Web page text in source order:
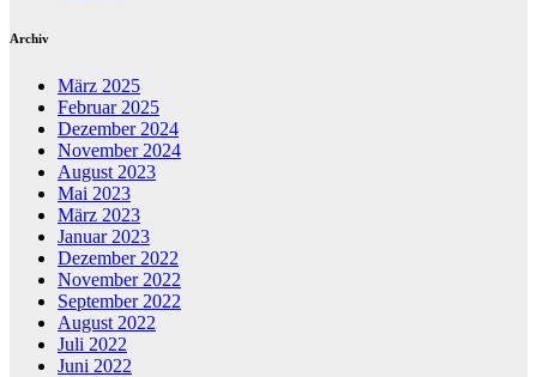
Archiv
März 2025
Februar 2025
Dezember 2024
November 2024
August 2023
Mai 2023
März 2023
Januar 2023
Dezember 2022
November 2022
September 2022
August 2022
Juli 2022
Juni 2022